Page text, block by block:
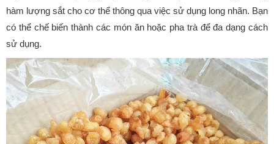
hàm lượng sắt cho cơ thể thông qua việc sử dụng long nhãn. Bạn
có thể chế biến thành các món ăn hoặc pha trà để đa dạng cách
sử dụng.